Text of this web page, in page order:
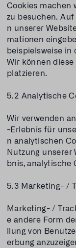
Cookies machen
zu besuchen.
n unserer
mationen
beispielsweise in
Wir können
platzieren.
5.2 Analytische
Wir verwenden
-Erlebnis für
n analytischen
Nutzung unserer
bnis, analytische
5.3 Marketing- /
Marketing- /
e andere Form
llung von
erbung